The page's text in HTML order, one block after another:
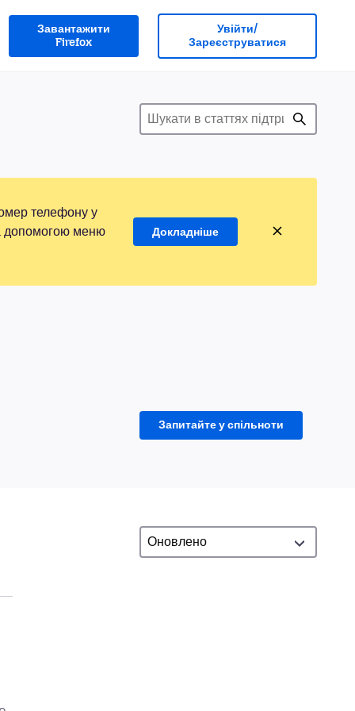
Завантажити
Firefox
Увійти/
Зареєструватися
телефону у
допомогою меню
Докладніше
Запитайте у спільноти